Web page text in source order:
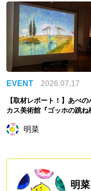
ニッコ」の誕生秘話から読
EVENT 2026.07.17
【取材レポート！】あべの
カス美術館『ゴッホの跳ね
役は誰？ゴッホ展かと思い
明菜
明菜